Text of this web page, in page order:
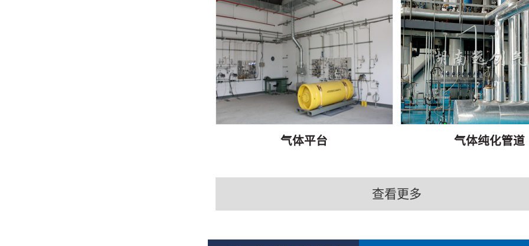
气体平台 气体纯化管道
查看更多